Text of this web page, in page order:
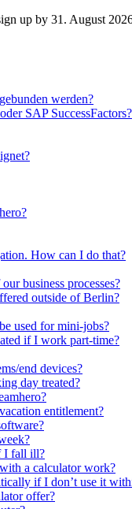
up by 31. August
werden?
SAP SuccessFactors?
How can I do that?
business processes?
outside of Berlin?
used for mini-jobs?
if I work part-time?
end devices?
day treated?
entitlement?
I fall ill?
a calculator work?
if I don’t use it
offer?